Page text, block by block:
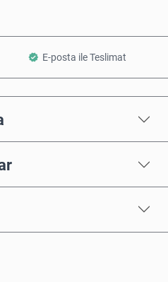
E-posta ile Teslimat